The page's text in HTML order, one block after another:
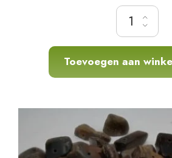
(reuze)
Toevoegen aan